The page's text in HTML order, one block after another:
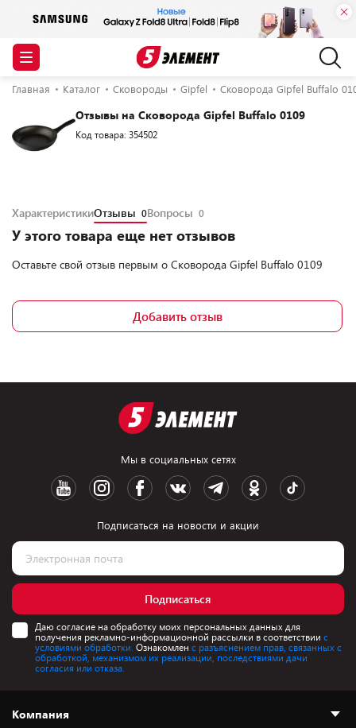
Главная Каталог Сковороды Gipfel Сковорода Gipfel Buffalo
Отзывы на Сковорода Gipfel Buffalo 0109
Код товара: 354502
ХарактеристикиОтзывы 0Вопросы 0
У этого товара еще нет отзывов
Оставьте свой отзыв первым о Сковорода Gipfel Buffalo 0109
Добавить отзыв
Мы в социальных сетях
Подписаться на новости и акции
Подписаться
Даю согласие на обработку моих персональных данных для
получения рекламно-информационной рассылки в соответствии с
условиями обработки. Ознакомлен с разъяснением прав, связанных с
обработкой, механизмом их реализации, последствиями дачи
согласия или отказа.
Компания